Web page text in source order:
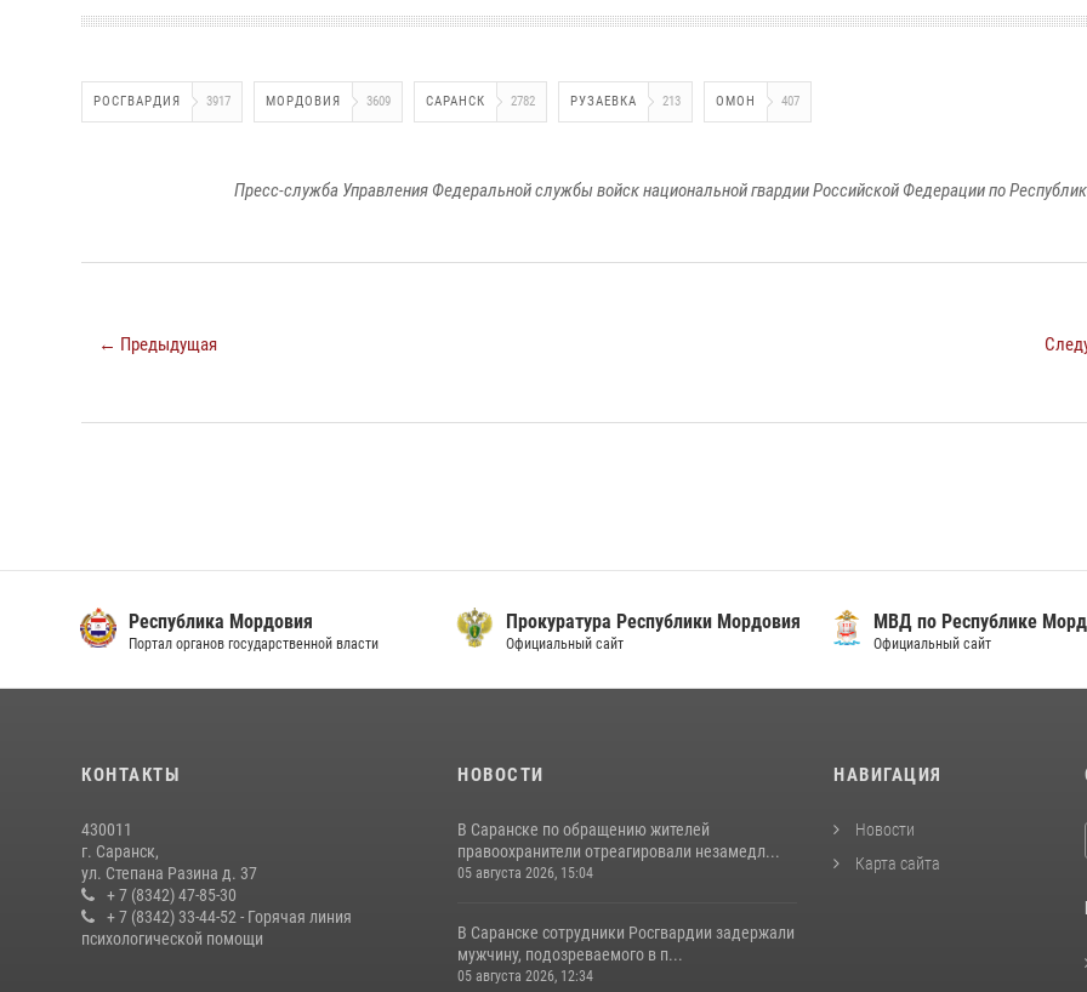
РОСГВАРДИЯ 3917 МОРДОВИЯ 3609 САРАНСК 2782 РУЗАЕВКА 213 ОМОН 407
Пресс-служба Управления Федеральной службы войск национальной гвардии Российской Федерации по
← Предыдущая
Республика Мордовия
Портал органов государственной власти
Прокуратура Республики Мордовия
Официальный сайт
МВД по Республике
Официальный сайт
КОНТАКТЫ
430011
г. Саранск,
ул. Степана Разина д. 37
+ 7 (8342) 47-85-30
+ 7 (8342) 33-44-52 - Горячая линия
психологической помощи
НОВОСТИ
В Саранске по обращению жителей
правоохранители отреагировали незамедл...
05 августа 2026, 15:04
В Саранске сотрудники Росгвардии задержали
мужчину, подозреваемого в п...
05 августа 2026, 12:34
НАВИГАЦИЯ
Новости
Карта сайта